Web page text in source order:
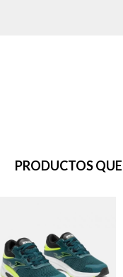
PRODUCTOS